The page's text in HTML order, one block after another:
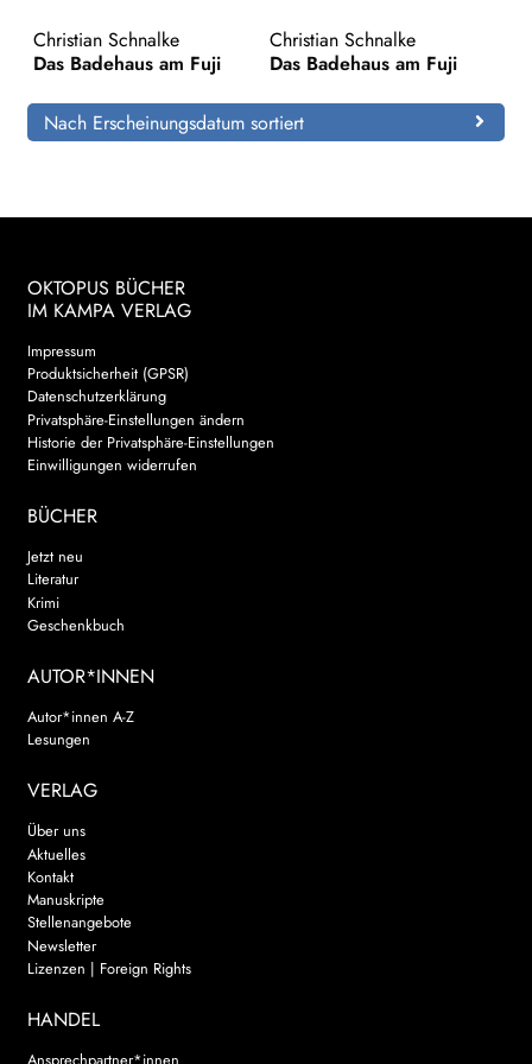
Christian Schnalke
Das Badehaus am Fuji
Christian Schnalke
Das Badehaus am Fuji
Nach Erscheinungsdatum sortiert
OKTOPUS BÜCHER
IM KAMPA VERLAG
Impressum
Produktsicherheit (GPSR)
Datenschutzerklärung
Privatsphäre-Einstellungen ändern
Historie der Privatsphäre-Einstellungen
Einwilligungen widerrufen
BÜCHER
Jetzt neu
Literatur
Krimi
Geschenkbuch
AUTOR*INNEN
Autor*innen A-Z
Lesungen
VERLAG
Über uns
Aktuelles
Kontakt
Manuskripte
Stellenangebote
Newsletter
Lizenzen | Foreign Rights
HANDEL